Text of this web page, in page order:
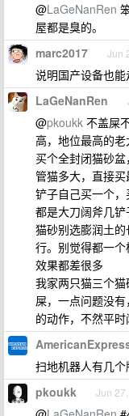
@LaGeNanRen
屋都是臭的。
marc2017 Jun
说明国产设备也能
LaGeNanRen
@pkoukk 不盖屎
高，地位最高的
买个全封闭猫砂
管猫多大，直接买
铲子自己买一个
都是大刀阔斧几
猫砂别选膨润土
行。别觉得都一
效果都差很多
我家两只猫三个
屎，一点问题没
的动作，不然平
扫地机器人有几
pkoukk Jun